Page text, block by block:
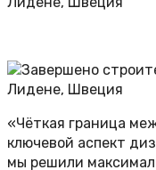
«Чёткая граница
ключевой аспект
мы решили